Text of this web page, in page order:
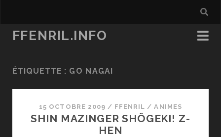
FFENRIL.INFO
ÉTIQUETTE : GO NAGAI
15 OCTOBRE 2009 / FFENRIL /ANIMES
SHIN MAZINGER SHÔGEKI! Z-
HEN